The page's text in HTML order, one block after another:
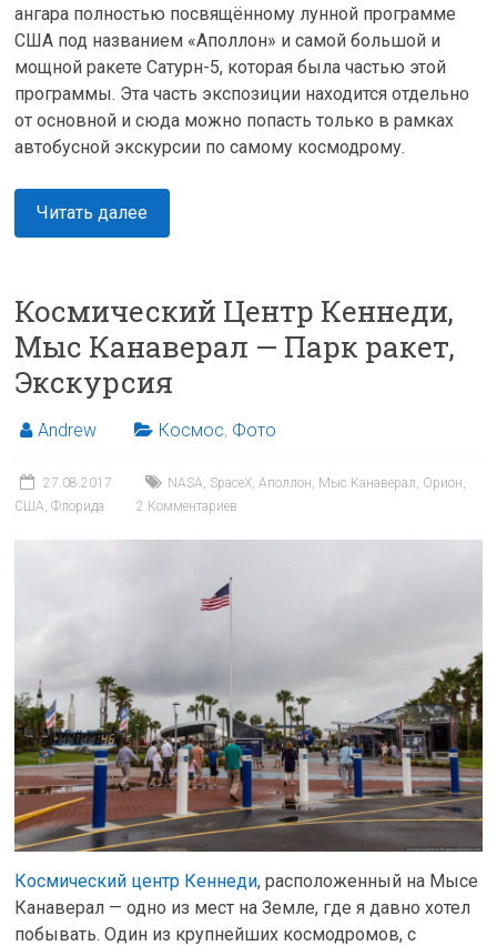
ангара полностью посвящённому лунной программе
США под названием «Аполлон» и самой большой и
мощной ракете Сатурн-5, которая была частью этой
программы. Эта часть экспозиции находится отдельно
от основной и сюда можно попасть только в рамках
автобусной экскурсии по самому космодрому.
Читать далее
Космический Центр Кеннеди,
Мыс Канаверал — Парк ракет,
Экскурсия
Andrew Космос, Фото
27.08.2017 NASA, SpaceX,Аполлон, Мыс Канаверал, Орион,
США,Флорида 2 Комментариев
Космический центр Кеннеди, расположенный на Мысе
Канаверал — одно из мест на Земле, где я давно хотел
побывать. Один из крупнейших космодромов, с